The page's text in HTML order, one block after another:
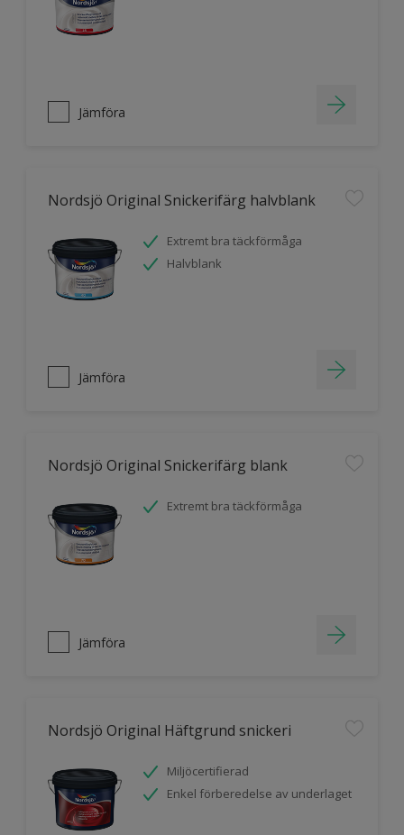
Jämföra
Nordsjö Original Snickerifärg halvblank
Extremt bra täckförmåga
Halvblank
Jämföra
Nordsjö Original Snickerifärg blank
Extremt bra täckförmåga
Jämföra
Nordsjö Original Häftgrund snickeri
Miljöcertifierad
Enkel förberedelse av underlaget